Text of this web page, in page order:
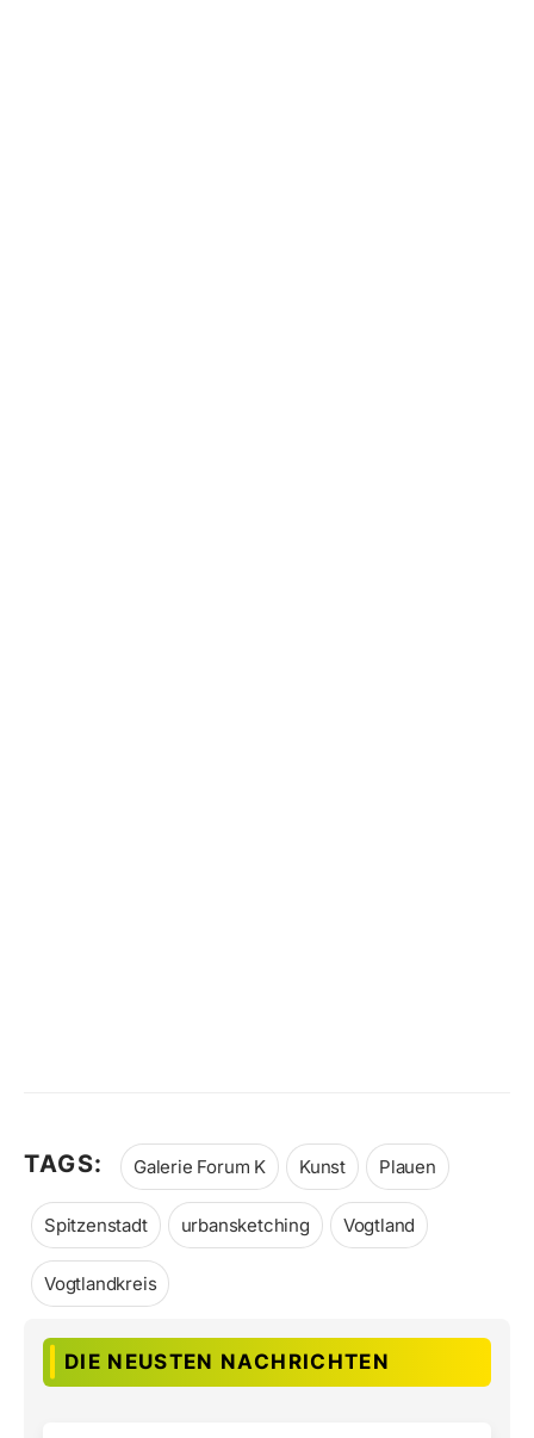
TAGS: Galerie Forum K Kunst Plauen
Spitzenstadt urbansketching Vogtland
Vogtlandkreis
DIE NEUSTEN NACHRICHTEN